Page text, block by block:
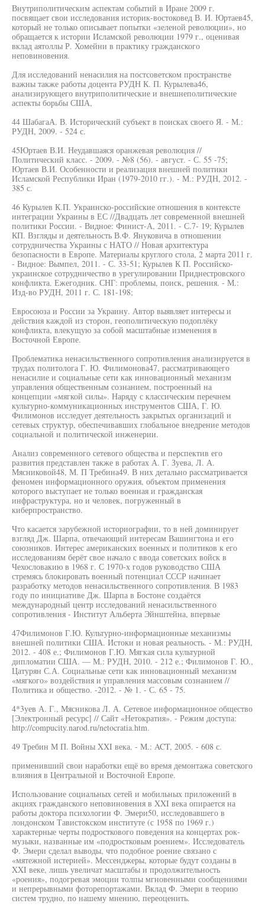
Внутриполитическим аспектам событий в Иране 2009 г.
посвящает свои исследования историк-востоковед В. И. Юртаев45,
который не только описывает попытки «зеленой революции», но
обращается к истории Исламской революции 1979 г., оценивая
вклад аятоллы Р. Хомейни в практику гражданского
неповиновения.
Для исследований ненасилия на постсоветском пространстве
важны также работы доцента РУДН К. П. Курылева46,
анализирующего внутриполитические и внешнеполитические
аспекты борьбы США,
44 ШабагаА. В. Исторический субъект в поисках своего Я. - М.:
РУДН, 2009. - 524 с.
45Юртаев В.И. Неудавшаяся оранжевая революция //
Политический класс. - 2009. - №8 (56). - август. - С. 55 -75;
Юртаев В.И. Особенности и реализация внешней политики
Исламской Республики Иран (1979-2010 гг.). - М.: РУДН, 2012. -
385 с.
46 Курылев К.П. Украинско-российские отношения в контексте
интеграции Украины в ЕС //Двадцать лет современной внешней
политики России. - Видное: Финист-А, 2011. - С.7- 19; Курылев
КП. Взгляды и деятельность В.Ф. Януковича в отношении
сотрудничества Украины с НАТО // Новая архитектура
безопасности в Европе. Материалы круглого стола, 2 марта 2011 г.
- Видное: Вымпел, 2011. - С. 33-51; Курылев К П. Российско-
украинское сотрудничество в урегулировании Приднестровского
конфликта. Ежегодник. СНГ: проблемы, поиск, решения. - М.:
Изд-во РУДН, 2011 г. С. 181-198;
Евросоюза и России за Украину. Автор выявляет интересы и
действия каждой из сторон, геополитическую подоплёку
конфликта, влекущую за собой масштабные изменения в
Восточной Европе.
Проблематика ненасильственного сопротивления анализируется в
трудах политолога Г. Ю. Филимонова47, рассматривающего
ненасилие и социальные сети как инновационный механизм
управления общественным сознанием, построенный на
концепции «мягкой силы». Наряду с классическим перечнем
культурно-коммуникационных инструментов США, Г. Ю.
Филимонов исследует деятельность закрытых организаций и
сетевых структур, обеспечивавших глобальное внедрение методов
социальной и политической инженерии.
Анализ современного сетевого общества и перспектив его
развития представлен также в работах А. Г. Зуева, Л. А.
Мясниковой48, М. П Требина49. В них детально рассматривается
феномен информационного оружия, объектом применения
которого выступает не только военная и гражданская
инфраструктура, но и человек, погруженный в
киберпространство.
Что касается зарубежной историографии, то в ней доминирует
взгляд Дж. Шарпа, отвечающий интересам Вашингтона и его
союзников. Интерес американских военных и политиков к его
исследованиям берёт свое начало с ввода советских войск в
Чехословакию в 1968 г. С 1970-х годов руководство США
стремясь блокировать военный потенциал СССР начинает
разработку методов ненасильственного сопротивления. В 1983
году по инициативе Дж. Шарпа в Бостоне создаётся
международный центр исследований ненасильственного
сопротивления - Институт Альберта Эйнштейна, впервые
47Филимонов Г.Ю. Культурно-информационные механизмы
внешней политики США. Истоки и новая реальность. - М.: РУДН,
2012. - 408 е.; Филимонов Г.Ю. Мягкая сила культурной
дипломатии США. — М.: РУДН, 2010. - 212 е.; Филимонов Г. Ю.,
Цатурян С.А. Социальные сети как инновационный механизм
«мягкого» воздействия и управления массовым сознанием //
Политика и общество. -2012. - № 1. - С. 65 - 75.
4*3уев А. Г., Мясникова Л. А. Сетевое информационное общество
[Электронный ресурс] // Сайт «Нетократия». - Режим доступа:
http://compucity.narod.ru/netocratia.htm.
49 Требин М П. Войны XXI века. - М.: ACT, 2005. - 608 с.
применивший свои наработки ещё во время демонтажа советского
влияния в Центральной и Восточной Европе.
Использование социальных сетей и мобильных приложений в
акциях гражданского неповиновения в XXI века опирается на
работы доктора психологии Ф. Эмери50, исследовавшего в
лондонском Тавистокском институте (с 1958 по 1969 г.)
характерные черты подросткового поведения на концертах рок-
музыки, названные им «подростковым роением». Исследователь
Ф. Эмери сделал выводы, что подобное роение связано с
«мятежной истерией». Мессенджеры, которые будут созданы в
XXI веке, лишь увеличат масштабы и продолжительность
«роения», подогревая эмоции толпы мгновенными сообщениями
и непрерывными фоторепортажами. Вклад Ф. Эмери в теорию
систем трудно, по нашему мнению, переоценить.